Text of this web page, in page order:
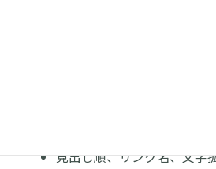
見出し順、リンク名、文字